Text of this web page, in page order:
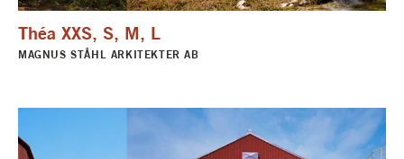
Théa XXS, S, M, L
MAGNUS STÅHL ARKITEKTER AB